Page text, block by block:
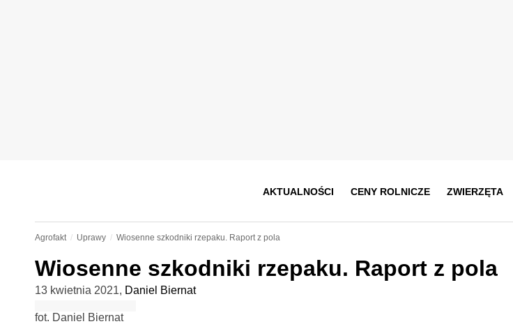
AKTUALNOŚCI CENY ROLNICZE ZWIERZĘTA
Agrofakt Uprawy Wiosenne szkodniki rzepaku. Raport z pola
Wiosenne szkodniki rzepaku. Raport z pola
13 kwietnia 2021, Daniel Biernat
fot. Daniel Biernat